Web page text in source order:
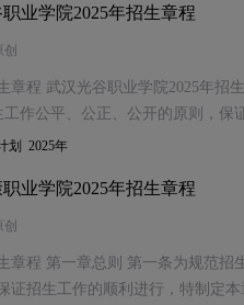
业学院2025年招生章程
章程 武汉光谷职业学院2025年招
作公平、公正、公开的原则，保
划 2025年
业学院2025年招生章程
章程 第一章总则 第一条为规范
证招生工作的顺利进行，特制定